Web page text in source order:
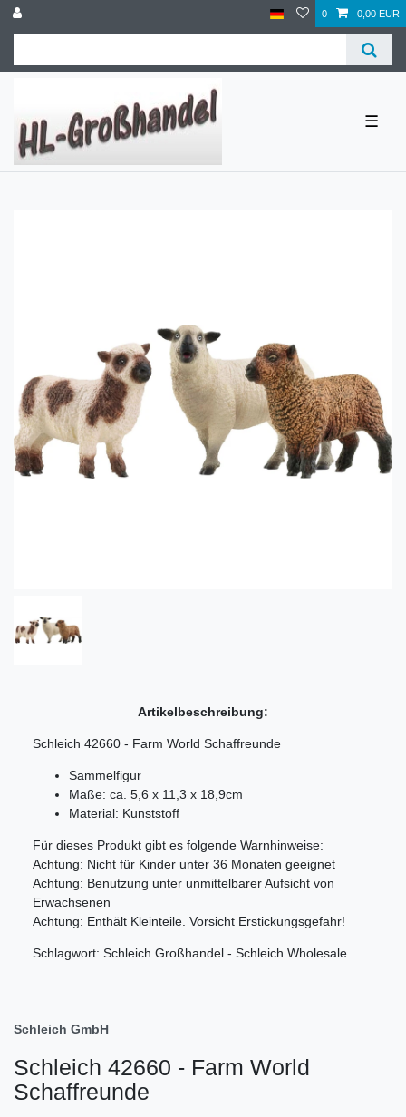
0 0,00 EUR
☰
Artikelbeschreibung:
Schleich 42660 - Farm World Schaffreunde
Sammelfigur
Maße: ca. 5,6 x 11,3 x 18,9cm
Material: Kunststoff
Für dieses Produkt gibt es folgende Warnhinweise:
Achtung: Nicht für Kinder unter 36 Monaten geeignet
Achtung: Benutzung unter unmittelbarer Aufsicht von
Erwachsenen
Achtung: Enthält Kleinteile. Vorsicht Erstickungsgefahr!
Schlagwort: Schleich Großhandel - Schleich Wholesale
Schleich GmbH
Schleich 42660 - Farm World
Schaffreunde